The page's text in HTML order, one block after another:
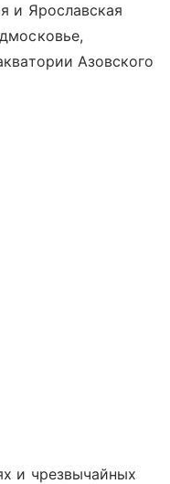
и Ярославская
Азовского
и чрезвычайных